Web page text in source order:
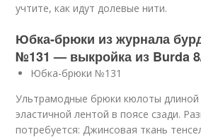
учтите, как идут долевые нити.
Юбка-брюки из журнала
№131 — выкройка из Burda
Юбка-брюки №131
Ультрамодные брюки кюлоты длиной
эластичной лентой в поясе сзади.
потребуется: Джинсовая ткань